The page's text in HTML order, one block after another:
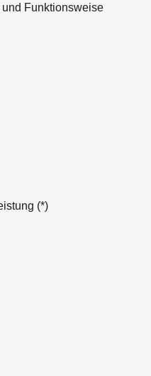
Funktionsweise
(*)